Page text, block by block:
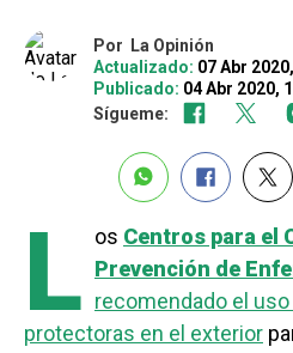
Por
La Opinión
Actualizado: 07 Abr
Publicado: 04 Abr 2020,
Sígueme:
L os Centros para el
Prevención de
recomendado el
protectoras en el exterior